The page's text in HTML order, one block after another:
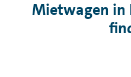
Mietwagen in